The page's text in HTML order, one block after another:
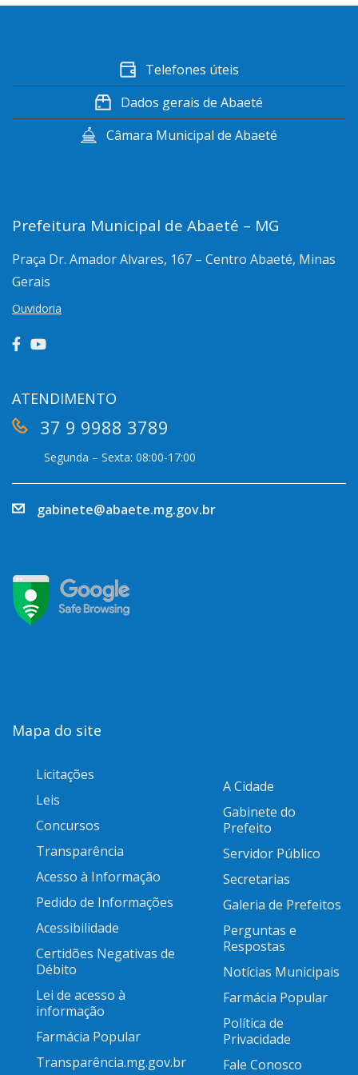
Telefones úteis
Dados gerais de Abaeté
Câmara Municipal de Abaeté
Prefeitura Municipal de Abaeté – MG
Praça Dr. Amador Alvares, 167 – Centro Abaeté, Minas
Gerais
Ouvidoria
ATENDIMENTO
37 9 9988 3789
Segunda – Sexta: 08:00-17:00
gabinete@abaete.mg.gov.br
Mapa do site
Licitações
Leis
Concursos
Transparência
Acesso à Informação
Pedido de Informações
Acessibilidade
Certidões Negativas de
Débito
Lei de acesso à
informação
Farmácia Popular
Transparência.mg.gov.br
A Cidade
Gabinete do
Prefeito
Servidor Público
Secretarias
Galeria de Prefeitos
Perguntas e
Respostas
Notícias Municipais
Farmácia Popular
Política de
Privacidade
Fale Conosco